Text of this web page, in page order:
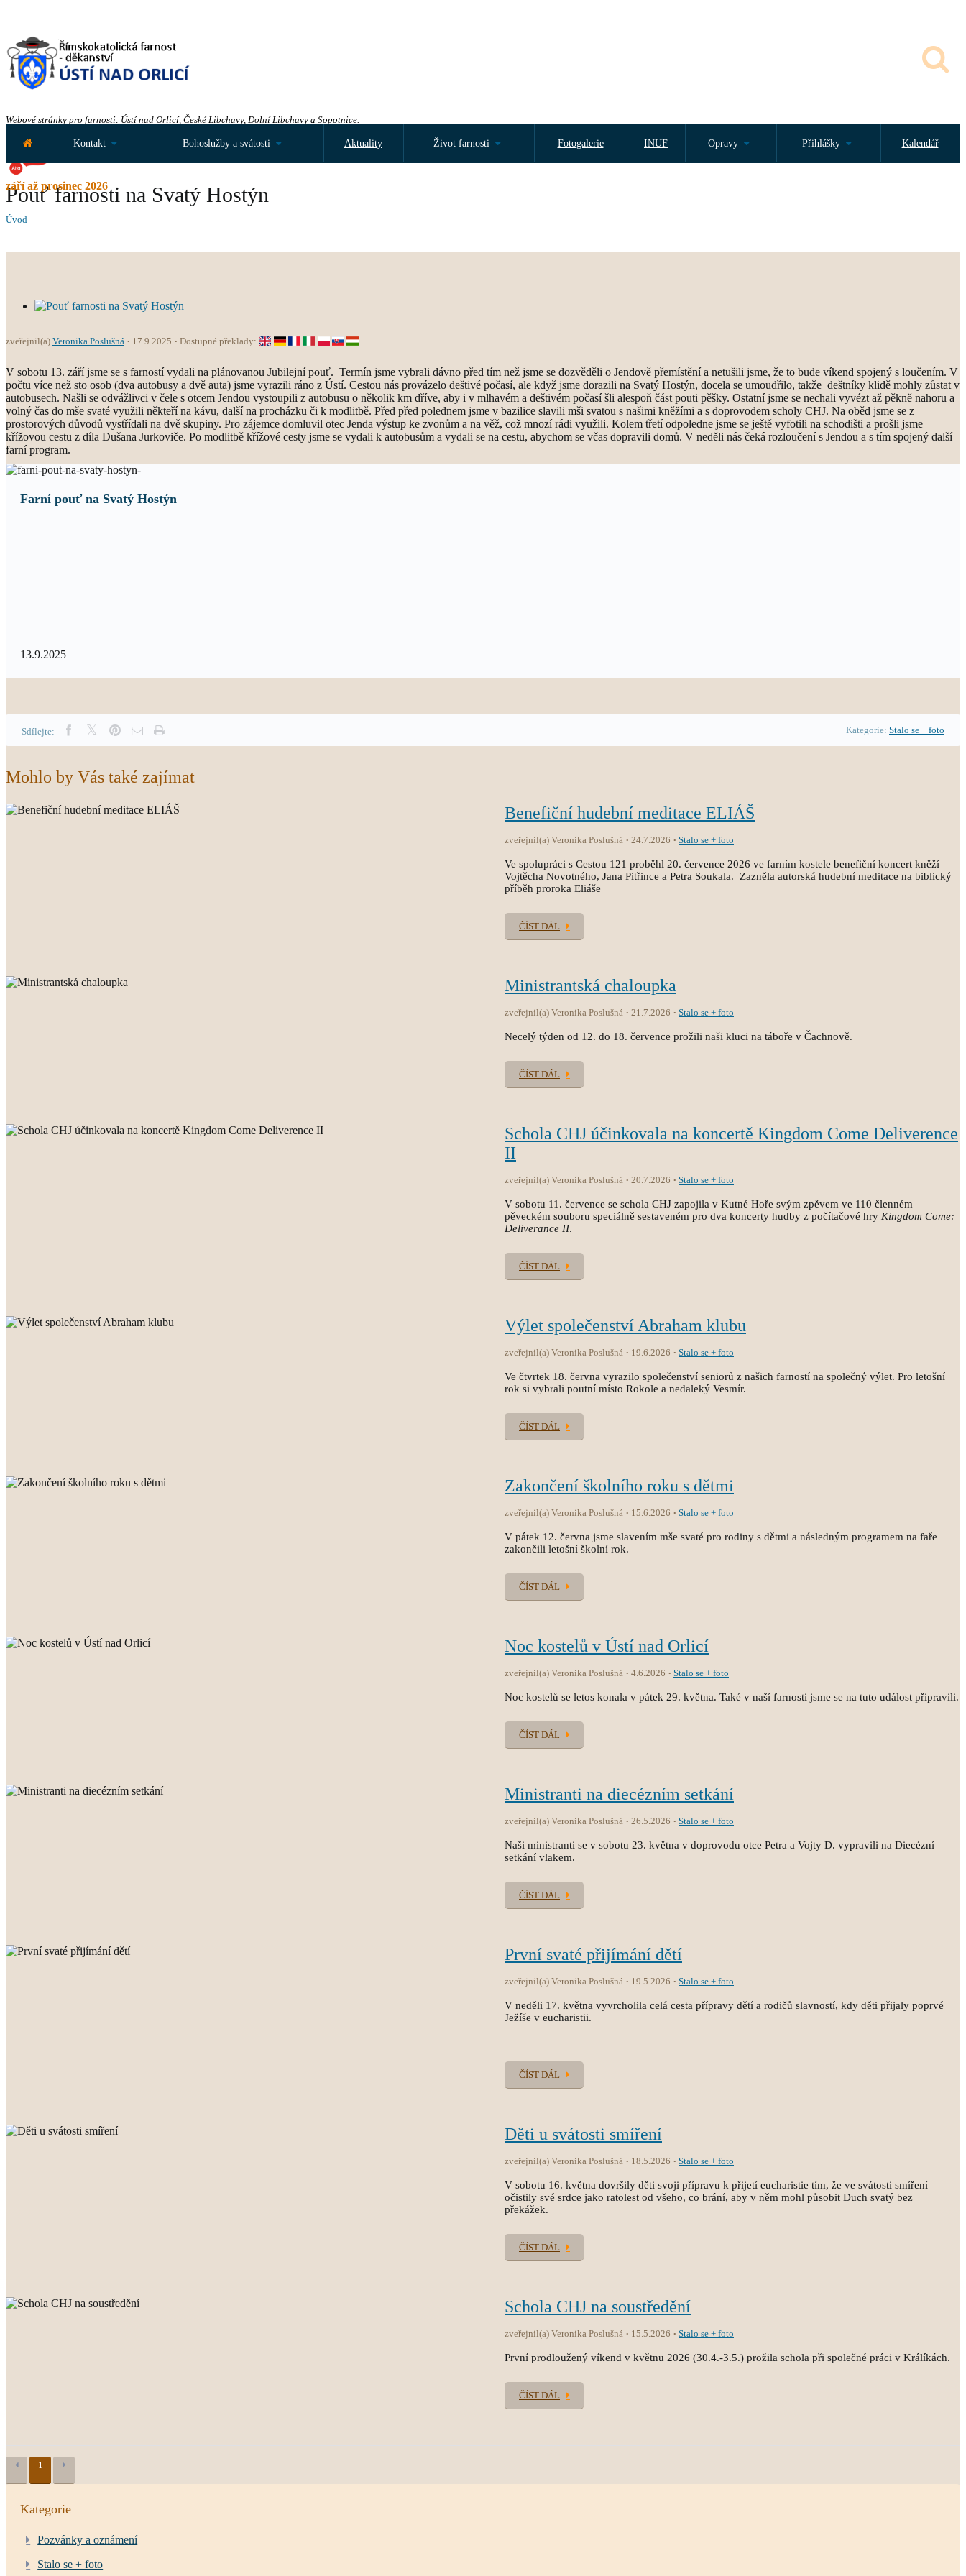
Webové stránky pro farnosti: Ústí nad Orlicí, České Libchavy, Dolní Libchavy a Sopotnice.
září až prosinec 2026
Kontakt Bohoslužby a svátosti Aktuality Život farnosti Fotogalerie INUF Opravy Přihlášky Kalendář
Pouť farnosti na Svatý Hostýn
Úvod
zveřejnil(a) Veronika Poslušná 17.9.2025 Dostupné překlady:
V sobotu 13. září jsme se s farností vydali na plánovanou Jubilejní pouť. Termín jsme vybrali dávno před tím než jsme se dozvěděli o Jendově přemístění a netušili jsme, že to bude víkend spojený s loučením. V
počtu více než sto osob (dva autobusy a dvě auta) jsme vyrazili ráno z Ústí. Cestou nás provázelo deštivé počasí, ale když jsme dorazili na Svatý Hostýn, docela se umoudřilo, takže deštníky klidě mohly zůstat v
autobusech. Našli se odvážlivci v čele s otcem Jendou vystoupili z autobusu o několik km dříve, aby i v mlhavém a deštivém počasí šli alespoň část pouti pěšky. Ostatní jsme se nechali vyvézt až pěkně nahoru a
volný čas do mše svaté využili někteří na kávu, další na procházku či k modlitbě. Před před polednem jsme v bazilice slavili mši svatou s našimi kněžími a s doprovodem scholy CHJ. Na oběd jsme se z
prostorových důvodů vystřídali na dvě skupiny. Pro zájemce domluvil otec Jenda výstup ke zvonům a na věž, což mnozí rádi využili. Kolem třetí odpoledne jsme se ještě vyfotili na schodišti a prošli jsme
křížovou cestu z díla Dušana Jurkoviče. Po modlitbě křížové cesty jsme se vydali k autobusům a vydali se na cestu, abychom se včas dopravili domů. V neděli nás čeká rozloučení s Jendou a s tím spojený další
farní program.
Farní pouť na Svatý Hostýn
13.9.2025
Sdílejte: Kategorie: Stalo se + foto
Mohlo by Vás také zajímat
Benefiční hudební meditace ELIÁŠ
zveřejnil(a) Veronika Poslušná 24.7.2026 Stalo se + foto
Ve spolupráci s Cestou 121 proběhl 20. července 2026 ve farním kostele benefiční koncert kněží
Vojtěcha Novotného, Jana Pitřince a Petra Soukala. Zazněla autorská hudební meditace na biblický
příběh proroka Eliáše
ČÍST DÁL
Ministrantská chaloupka
zveřejnil(a) Veronika Poslušná 21.7.2026 Stalo se + foto
Necelý týden od 12. do 18. července prožili naši kluci na táboře v Čachnově.
ČÍST DÁL
Schola CHJ účinkovala na koncertě Kingdom Come Deliverence
II
zveřejnil(a) Veronika Poslušná 20.7.2026 Stalo se + foto
V sobotu 11. července se schola CHJ zapojila v Kutné Hoře svým zpěvem ve 110 členném
pěveckém souboru speciálně sestaveném pro dva koncerty hudby z počítačové hry Kingdom Come:
Deliverance II.
ČÍST DÁL
Výlet společenství Abraham klubu
zveřejnil(a) Veronika Poslušná 19.6.2026 Stalo se + foto
Ve čtvrtek 18. června vyrazilo společenství seniorů z našich farností na společný výlet. Pro letošní
rok si vybrali poutní místo Rokole a nedaleký Vesmír.
ČÍST DÁL
Zakončení školního roku s dětmi
zveřejnil(a) Veronika Poslušná 15.6.2026 Stalo se + foto
V pátek 12. června jsme slavením mše svaté pro rodiny s dětmi a následným programem na faře
zakončili letošní školní rok.
ČÍST DÁL
Noc kostelů v Ústí nad Orlicí
zveřejnil(a) Veronika Poslušná 4.6.2026 Stalo se + foto
Noc kostelů se letos konala v pátek 29. května. Také v naší farnosti jsme se na tuto událost připravili.
ČÍST DÁL
Ministranti na diecézním setkání
zveřejnil(a) Veronika Poslušná 26.5.2026 Stalo se + foto
Naši ministranti se v sobotu 23. května v doprovodu otce Petra a Vojty D. vypravili na Diecézní
setkání vlakem.
ČÍST DÁL
První svaté přijímání dětí
zveřejnil(a) Veronika Poslušná 19.5.2026 Stalo se + foto
V neděli 17. května vyvrcholila celá cesta přípravy dětí a rodičů slavností, kdy děti přijaly poprvé
Ježíše v eucharistii.
ČÍST DÁL
Děti u svátosti smíření
zveřejnil(a) Veronika Poslušná 18.5.2026 Stalo se + foto
V sobotu 16. května dovršily děti svoji přípravu k přijetí eucharistie tím, že ve svátosti smíření
očistily své srdce jako ratolest od všeho, co brání, aby v něm mohl působit Duch svatý bez
překážek.
ČÍST DÁL
Schola CHJ na soustředění
zveřejnil(a) Veronika Poslušná 15.5.2026 Stalo se + foto
První prodloužený víkend v květnu 2026 (30.4.-3.5.) prožila schola při společné práci v Králíkách.
ČÍST DÁL
1
Kategorie
Pozvánky a oznámení
Stalo se + foto